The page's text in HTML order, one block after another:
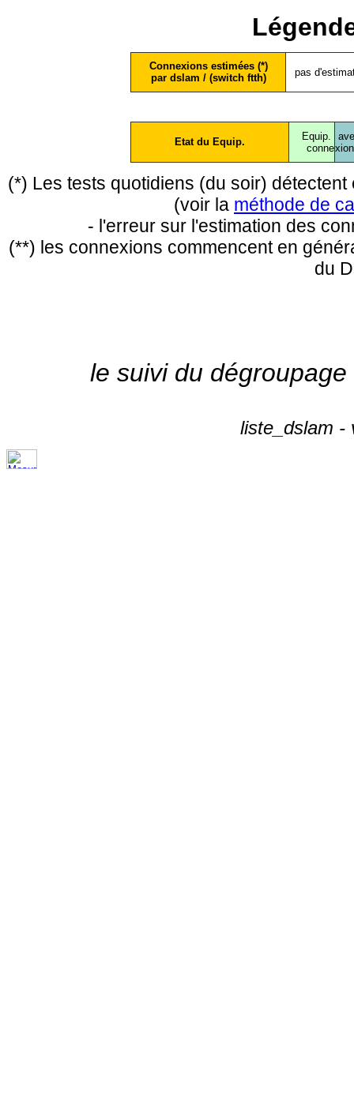
Connexions estimées (*)
par dslam / (switch ftth)
pas
Etat du Equip.
Equip.
conne
(*) Les tests quotidiens (du soir)
(voir la méthode de
- l'erreur sur l'estimation des
(**) les connexions commencent en
du
le suivi du
liste_dslam -